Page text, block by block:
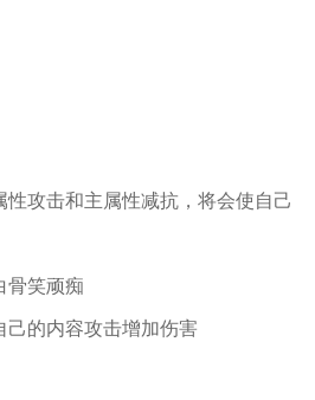
攻击和主属性减抗，将会使自己
骨笑顽痴
的内容攻击增加伤害